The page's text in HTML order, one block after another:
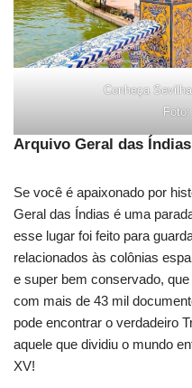
Conheça
Arquivo Geral das Índias
Se você é apaixonado por
Geral das Índias é uma
esse lugar foi feito para
relacionados às colônias
e super bem conservado,
com mais de 43 mil
pode encontrar o verdadeiro
aquele que dividiu o mundo
XV!